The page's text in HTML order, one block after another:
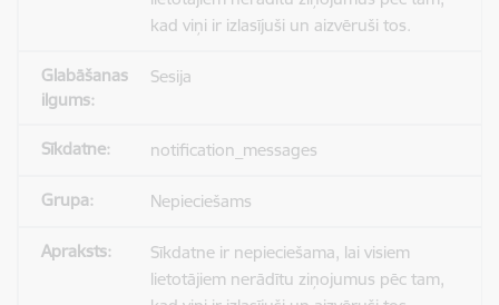
kad viņi ir izlasījuši un aizvēruši tos.
Sesija
notification_messages
Nepieciešams
Sīkdatne ir nepieciešama, lai visiem
lietotājiem nerādītu ziņojumus pēc tam,